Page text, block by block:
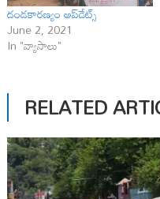
దండ‌కార‌ణ్యం అప్‌డేట్స్‌
June 2, 2021
In "వ్యాసాలు"
RELATED